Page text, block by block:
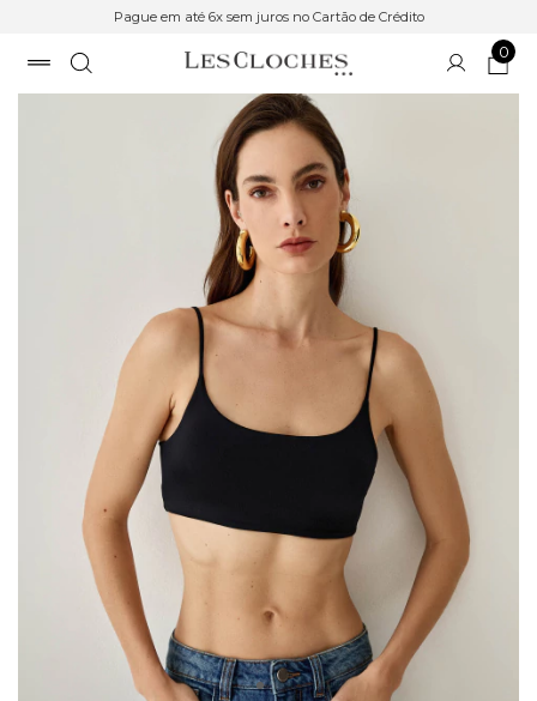
Pague em até 6x sem juros no Cartão de Crédito
0